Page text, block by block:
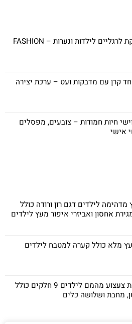
ערכת ספא מפנקת לרגליים לילדות ונערות – FASHION
חד קרן עם מדבקות ועט – ערכת יצירה
חיות חמודות – צובעים, מפסלים
אישי
לילדים דגם רון ורודה כולל
אחסון ואביזרי איפור מעץ לילדים
מלא כולל קערה למטבח לילדים
סט סירים ממתכת צעצוע מהמם לילדים 9 חלקים כולל
מחבת ושלושה כלים